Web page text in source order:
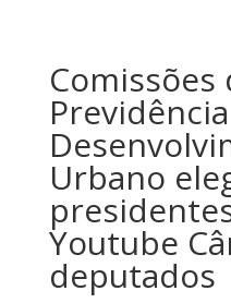
Comissões
Urbano
Youtube
deputados